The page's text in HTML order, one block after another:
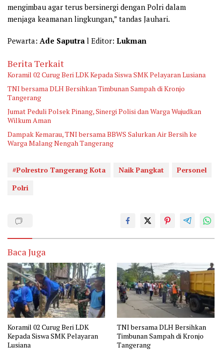
mengimbau agar terus bersinergi dengan Polri dalam
menjaga keamanan lingkungan,” tandas Jauhari.
Pewarta: Ade Saputra l Editor: Lukman
Berita Terkait
Koramil 02 Curug Beri LDK Kepada Siswa SMK Pelayaran Lusiana
TNI bersama DLH Bersihkan Timbunan Sampah di Kronjo
Tangerang
Jumat Peduli Polsek Pinang, Sinergi Polisi dan Warga Wujudkan
Wilkum Aman
Dampak Kemarau, TNI bersama BBWS Salurkan Air Bersih ke
Warga Malang Nengah Tangerang
#Polrestro Tangerang Kota Naik Pangkat
Personel
Polri
Baca Juga
Koramil 02 Curug Beri LDK
Kepada Siswa SMK Pelayaran
Lusiana
TNI bersama DLH Bersihkan
Timbunan Sampah di Kronjo
Tangerang